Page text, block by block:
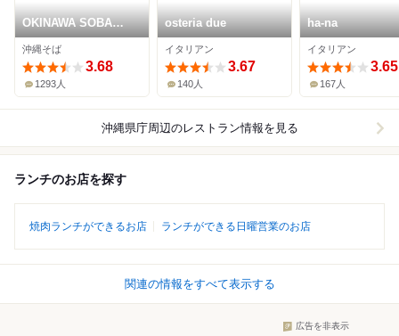
OKINAWA SOBA
EIBUN
沖縄そば
3.68
1293人
osteria due
イタリアン
3.67
140人
ha-na
イタリアン
3.65
167人
沖縄県庁周辺のレストラン情報を見る
ランチのお店を探す
焼肉ランチができるお店 ランチができる日曜営業のお店
関連の情報をすべて表示する
広告を非表示